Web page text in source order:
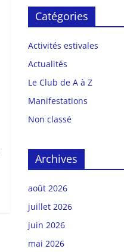
Catégories
Activités estivales
Actualités
Le Club de A à Z
Manifestations
Non classé
Archives
août 2026
juillet 2026
juin 2026
mai 2026